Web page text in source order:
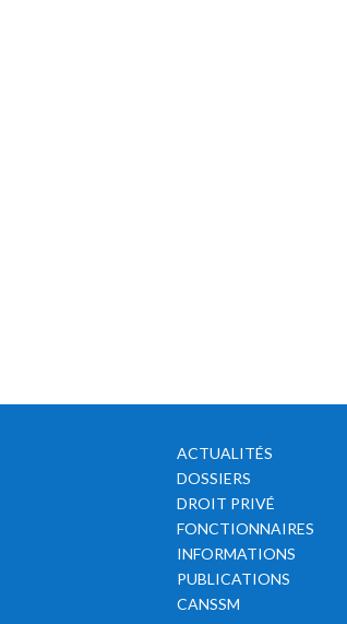
ACTUALITÉS
DOSSIERS
DROIT PRIVÉ
FONCTIONNAIRES
INFORMATIONS
PUBLICATIONS
CANSSM